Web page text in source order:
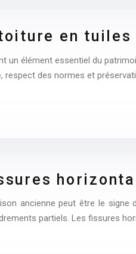
toiture en
un élément essentiel du
des normes et
ancienne peut être le
partiels. Les fissures